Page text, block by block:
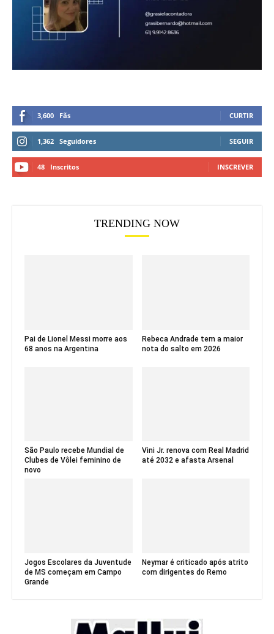
3,600 Fãs CURTIR
1,362 Seguidores SEGUIR
48 Inscritos INSCREVER
TRENDING NOW
Pai de Lionel Messi morre aos
68 anos na Argentina
Rebeca Andrade tem a maior
nota do salto em 2026
São Paulo recebe Mundial de
Clubes de Vôlei feminino de
novo
Vini Jr. renova com Real Madrid
até 2032 e afasta Arsenal
Jogos Escolares da Juventude
de MS começam em Campo
Grande
Neymar é criticado após atrito
com dirigentes do Remo